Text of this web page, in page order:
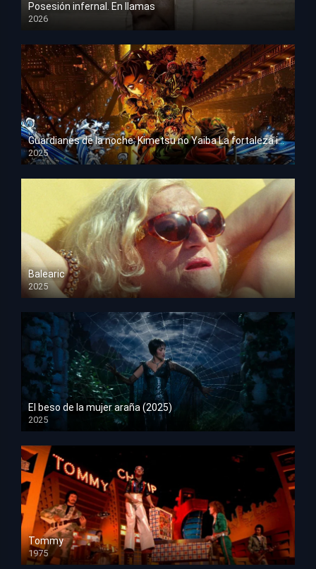
Posesión infernal. En llamas
2026
HD 1080p
Guardianes de la noche: Kimetsu no Yaiba La fortaleza infinita
2025
HD 1080p
Balearic
2025
HD 1080p
El beso de la mujer araña (2025)
2025
HD 1080p
Tommy
1975
HD 1080p